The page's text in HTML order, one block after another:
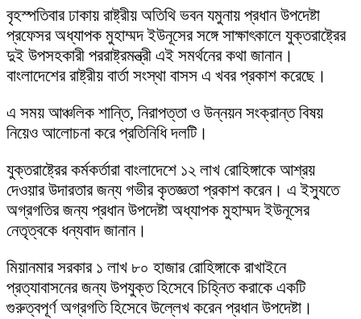
বৃহস্পতিবার ঢাকায় রাষ্ট্রীয় অতিথি ভবন যমুনায় প্রধান উপদেষ্টা
প্রফেসর অধ্যাপক মুহাম্মদ ইউনূসের সঙ্গে সাক্ষাৎকালে যুক্তরাষ্ট্রের
দুই উপসহকারী পররাষ্ট্রমন্ত্রী এই সমর্থনের কথা জানান।
বাংলাদেশের রাষ্ট্রীয় বার্তা সংস্থা বাসস এ খবর প্রকাশ করেছে।
এ সময় আঞ্চলিক শান্তি, নিরাপত্তা ও উন্নয়ন সংক্রান্ত বিষয়
নিয়েও আলোচনা করে প্রতিনিধি দলটি।
যুক্তরাষ্ট্রের কর্মকর্তারা বাংলাদেশে ১২ লাখ রোহিঙ্গাকে আশ্রয়
দেওয়ার উদারতার জন্য গভীর কৃতজ্ঞতা প্রকাশ করেন। এ ইস্যুতে
অগ্রগতির জন্য প্রধান উপদেষ্টা অধ্যাপক মুহাম্মদ ইউনূসের
নেতৃত্বকে ধন্যবাদ জানান।
মিয়ানমার সরকার ১ লাখ ৮০ হাজার রোহিঙ্গাকে রাখাইনে
প্রত্যাবাসনের জন্য উপযুক্ত হিসেবে চিহ্নিত করাকে একটি
গুরুত্বপূর্ণ অগ্রগতি হিসেবে উল্লেখ করেন প্রধান উপদেষ্টা।